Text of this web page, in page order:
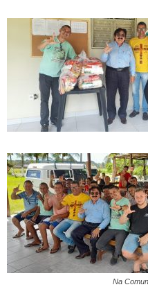
Na